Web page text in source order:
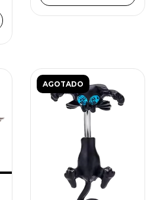
AGOTADO